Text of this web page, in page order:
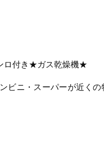
ロ付き★ガス乾燥機★
ニ・スーパーが近くの